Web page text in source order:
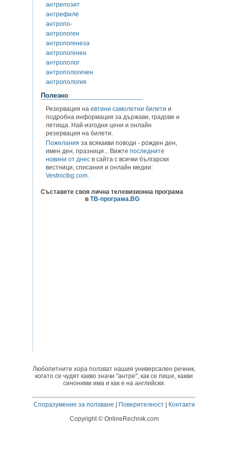
антрепозит
антрефиле
антропо-
антропоген
антропогенеза
антропогенен
антрополог
антропологичен
антропология
Полезно
Резервация на евтини самолетни билети и
подробна информация за държави, градове и
летища. Най-изгодни цени и онлайн
резервация на билети.
Пожелания за всякакви поводи - рожден ден,
имен ден, празници... Вижте последните
новини от днес в сайта с всички български
вестници, списания и онлайн медии:
Vestnicibg.com.
Съставете своя лична телевизионна програма
в ТВ-програма.BG
Любопитните хора ползват нашия универсален речник,
когато се чудят какво значи "антре", как се пише, какви
синоними има и как е на английски.
Споразумение за ползване Поверителност|
Контакти
Copyright © OnlineRechnik.com